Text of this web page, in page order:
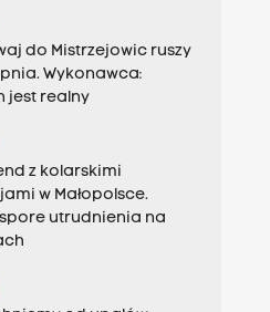
do Mistrzejowic ruszy
Wykonawca:
jest realny
z kolarskimi
w Małopolsce.
utrudnienia na